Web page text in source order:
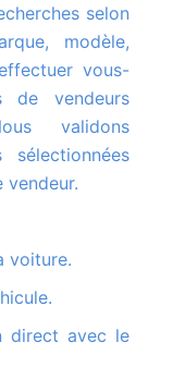
modèle,
vous-
de vendeurs
validons
voiture.